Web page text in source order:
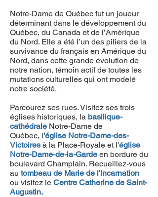
Notre-Dame de Québec fut un joueur
déterminant dans le développement du
Québec, du Canada et de l’Amérique
du Nord. Elle a été l’un des piliers de la
survivance du français en Amérique du
Nord, dans cette grande évolution de
notre nation, témoin actif de toutes les
mutations culturelles qui ont modelé
notre société.
Parcourez ses rues. Visitez ses trois
églises historiques, la basilique-
cathédrale Notre-Dame de
Québec, l'église Notre-Dame-des-
Victoires à la Place-Royale et l'église
Notre-Dame-de-la-Garde en bordure du
boulevard Champlain. Recueillez-vous
au tombeau de Marie de l'Incarnation
ou visitez le Centre Catherine de Saint-
Augustin.